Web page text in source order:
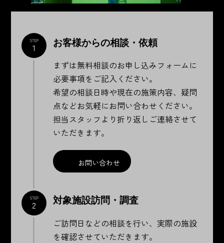
お客様からの相談・依頼
まずは無料相談のお申し込みフォームに
必要事項をご記入ください。
希望の相談日時や現在の施策内容、疑問
点などお気軽にお問い合わせください。
担当スタッフより折り返しご連絡させて
いただきます。
お問い合わせ
STEP
1
対象施設訪問・調査
ご訪問日などの相談を行い、実際の施設
を確認させていただきます。
STEP
2